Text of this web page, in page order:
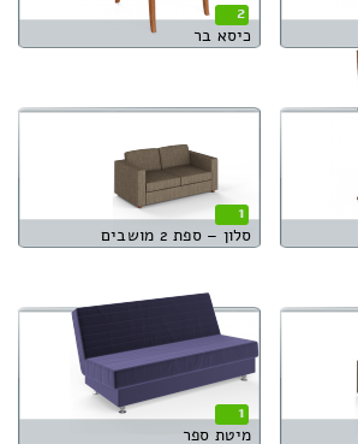
2
כיסא בר
1
סלון – ספת 2 מושבים
1
מיטת ספר